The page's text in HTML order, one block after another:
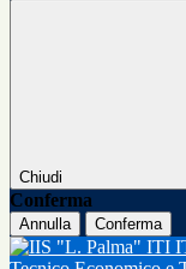
Chiudi
Conferma
Annulla Conferma